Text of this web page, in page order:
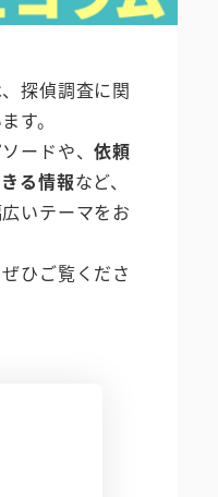
探偵調査に関
す。
ードや、依頼
る情報など、
いテーマをお
ひご覧くださ